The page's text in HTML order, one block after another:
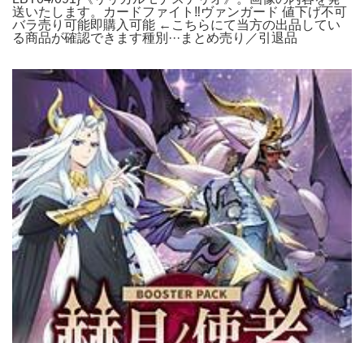
送いたします。カードファイト‼︎ヴァンガード 値下げ不可
バラ売り可能即購入可能 ←こちらにて当方の出品してい
る商品が確認できます種別···まとめ売り／引退品